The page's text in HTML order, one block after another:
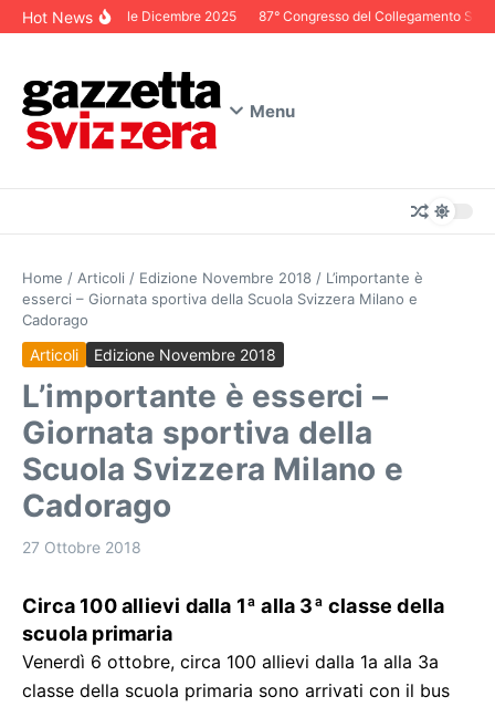
Salta al contenuto
Hot NewsEditoriale Dicembre 2025 87° Congresso del Collegamento
Menu
Home / Articoli / Edizione Novembre 2018 / L’importante è
esserci – Giornata sportiva della Scuola Svizzera Milano e
Cadorago
Articoli Edizione Novembre 2018
L’importante è esserci –
Giornata sportiva della
Scuola Svizzera Milano e
Cadorago
27 Ottobre 2018
Circa 100 allievi dalla 1ª alla 3ª classe della
scuola primaria
Venerdì 6 ottobre, circa 100 allievi dalla 1a alla 3a
classe della scuola primaria sono arrivati con il bus